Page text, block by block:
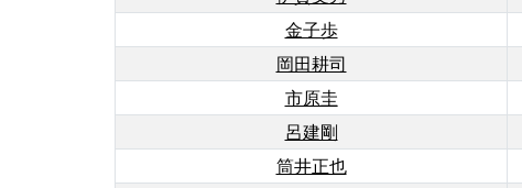
金子歩
岡田耕司
市原圭
呂建剛
筒井正也